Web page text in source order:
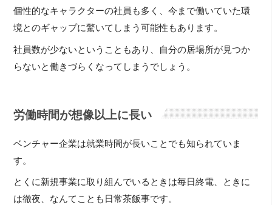
個性的なキャラクターの社員も多く、今まで働いていた環
境とのギャップに驚いてしまう可能性もあります。
社員数が少ないということもあり、自分の居場所が見つか
らないと働きづらくなってしまうでしょう。
労働時間が想像以上に長い
ベンチャー企業は就業時間が長いことでも知られていま
す。
とくに新規事業に取り組んでいるときは毎日終電、ときに
は徹夜、なんてことも日常茶飯事です。